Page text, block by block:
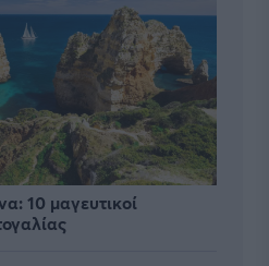
10 μαγευτικοί